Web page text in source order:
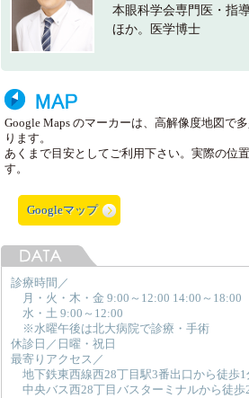
本眼科学会専門医・指
ほか。医学博士
Google Maps のマーカーは、高解像度地図で
ります。
あくまで目安としてご利用下さい。実際の位
す。
Googleマップ
診療時間／
月・火・木・金 9:00～12:00 14:00～18:00
水・土 9:00～12:00
※水曜午後は北大病院で診療・手術
休診日／日曜・祝日
最寄りアクセス／
地下鉄東西線西28丁目駅3番出口から徒歩1
中央バス西28丁目バスターミナルから徒歩